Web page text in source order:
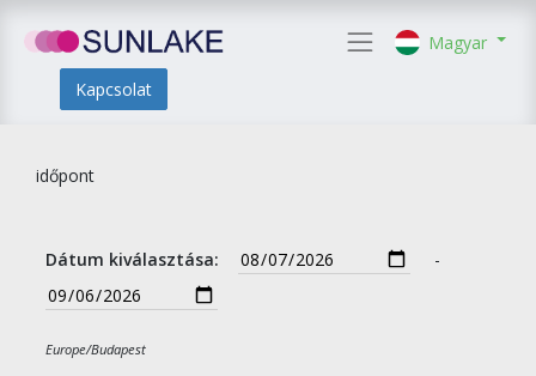
Magyar
Kapcsolat
időpont
Dátum kiválasztása: -
Europe/Budapest